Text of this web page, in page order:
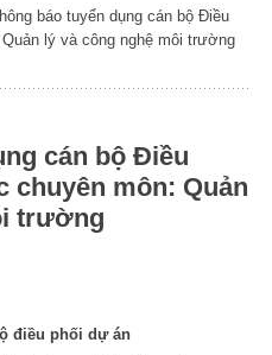
báo tuyển dụng cán bộ Điều
lý và công nghệ môi trường
cán bộ Điều
chuyên môn: Quản
trường
điều phối dự án